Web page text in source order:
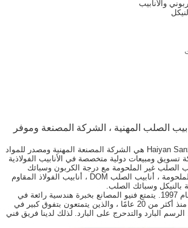
والأنابيب
الصلب المهنية ، الشركة المصنعة وموفر
Haiyan Sanxin Steel Pipe Co.، Ltd هي الشركة المصنعة المهنية ومصدر للمواد
ومبيعات دولية متخصصة في الأنابيب الفولاذية
الصلب غير الملحومة مع درجة الكربون وسبائك
الفولاذ ، أنابيب الصلب الملحومة ، أنابيب الصلب DOM ، أنابيب الفولاذ المقاوم
بالنيكل وسبائك الصلب.
تم تأسيس مصنعنا منذ عام 1997. يتمتع فنيو المصانع بخبرة هندسية رائعة في
صناعة الأنابيب الفولاذية منذ أكثر من 20 عامًا ، والذين يتمتعون بتفوق كبير في
الرسم البارد والتدحرج على البارد. لذلك لدينا فريق فني